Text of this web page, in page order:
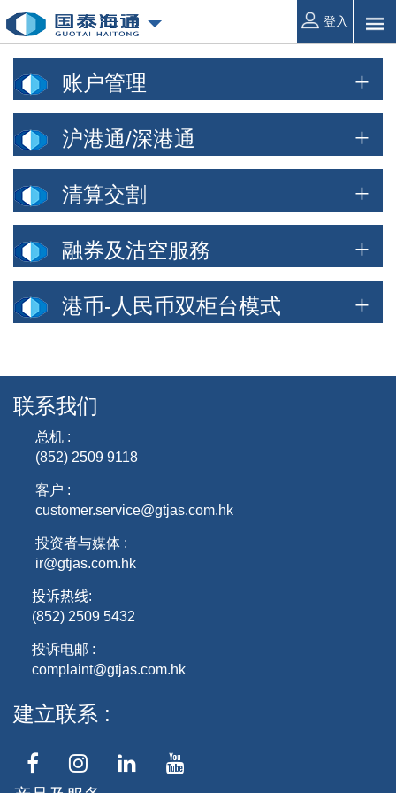
登入
账户管理
沪港通/深港通
清算交割
融券及沽空服務
港币-人民币双柜台模式
联系我们
总机 :
(852) 2509 9118
客户 :
customer.service@gtjas.com.hk
投资者与媒体 :
ir@gtjas.com.hk
投诉热线:
(852) 2509 5432
投诉电邮 :
complaint@gtjas.com.hk
建立联系